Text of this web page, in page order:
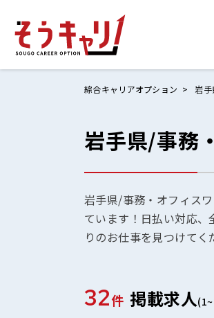
綜合キャリアオプション 岩手
岩手県/事務
岩手県/事務・オフィス
ています！日払い対応
りのお仕事を見つけてく
32件 掲載求人